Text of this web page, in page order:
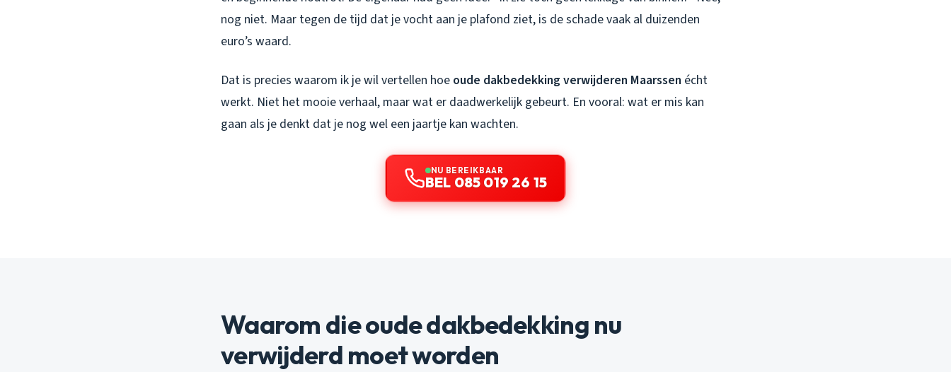
nog niet. Maar tegen de tijd dat je vocht aan je plafond ziet, is de schade vaak al duizenden
euro’s waard.
Dat is precies waarom ik je wil vertellen hoe oude dakbedekking verwijderen Maarssen écht
werkt. Niet het mooie verhaal, maar wat er daadwerkelijk gebeurt. En vooral: wat er mis kan
gaan als je denkt dat je nog wel een jaartje kan wachten.
NU BEREIKBAAR
BEL 085 019 26 15
Waarom die oude dakbedekking nu
verwijderd moet worden